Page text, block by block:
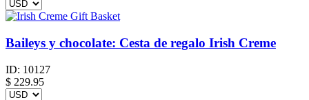
Baileys y chocolate: Cesta de regalo Irish Creme
ID: 10127
$ 229.95